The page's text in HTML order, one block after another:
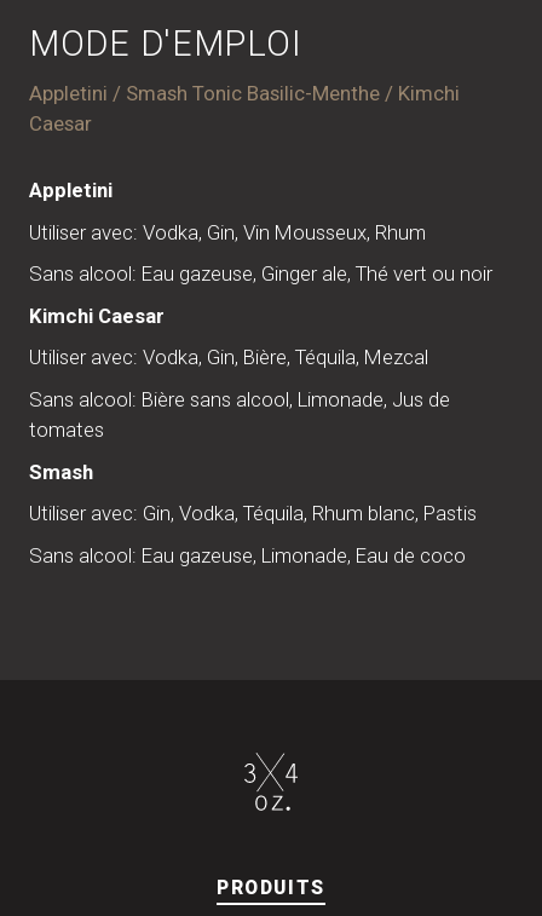
MODE D'EMPLOI
Appletini / Smash Tonic Basilic-Menthe / Kimchi
Caesar
Appletini
Utiliser avec: Vodka, Gin, Vin Mousseux, Rhum
Sans alcool: Eau gazeuse, Ginger ale, Thé vert ou noir
Kimchi Caesar
Utiliser avec: Vodka, Gin, Bière, Téquila, Mezcal
Sans alcool: Bière sans alcool, Limonade, Jus de
tomates
Smash
Utiliser avec: Gin, Vodka, Téquila, Rhum blanc, Pastis
Sans alcool: Eau gazeuse, Limonade, Eau de coco
PRODUITS